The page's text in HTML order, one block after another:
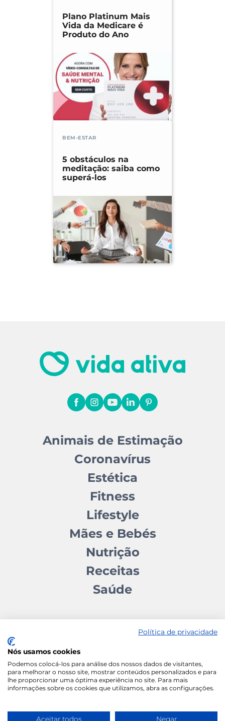
Plano Platinum Mais
Vida da Medicare é
Produto do Ano
BEM-ESTAR
5 obstáculos na
meditação: saiba como
superá-los
Animais de Estimação
Coronavírus
Estética
Fitness
Lifestyle
Mães e Bebés
Nutrição
Receitas
Saúde
Contactos Quem somos Autores
Estatuto Editorial
Ficha Técnica
Manifesto
Política de Privacidade
Política de privacidade
Nós usamos cookies
Podemos colocá-los para análise dos nossos dados de visitantes,
para melhorar o nosso site, mostrar conteúdos personalizados e para
lhe proporcionar uma óptima experiência no site. Para mais
informações sobre os cookies que utilizamos, abra as configurações.
Aceitar todos Negar